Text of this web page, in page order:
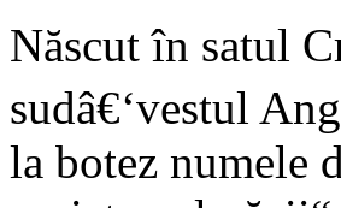
Născut în satul
sudâ€‘vestul
la botez numele